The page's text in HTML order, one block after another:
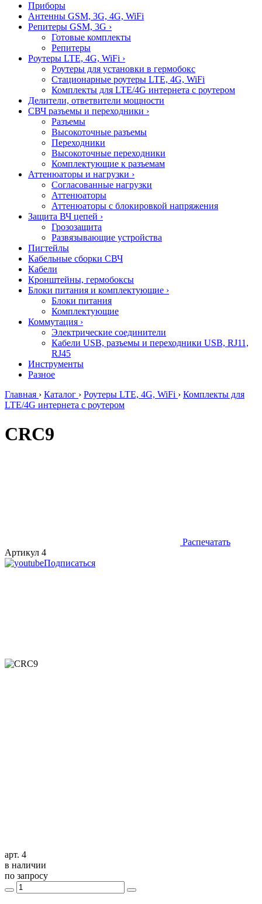
Приборы
Антенны GSM, 3G, 4G, WiFi
Репитеры GSM, 3G ›
Готовые комплекты
Репитеры
Роутеры LTE, 4G, WiFi ›
Роутеры для установки в гермобокс
Стационарные роутеры LTE, 4G, WiFi
Комплекты для LTE/4G интернета с роутером
Делители, ответвители мощности
СВЧ разъемы и переходники ›
Разъемы
Высокоточные разъемы
Переходники
Высокоточные переходники
Комплектующие к разъемам
Аттенюаторы и нагрузки ›
Согласованные нагрузки
Аттенюаторы
Аттенюаторы с блокировкой напряжения
Защита ВЧ цепей ›
Грозозащита
Развязывающие устройства
Пигтейлы
Кабельные сборки СВЧ
Кабели
Кронштейны, гермобоксы
Блоки питания и комплектующие ›
Блоки питания
Комплектующие
Коммутация ›
Электрические соединители
Кабели USB, разъемы и переходники USB, RJ11,
RJ45
Инструменты
Разное
Главная › Каталог › Роутеры LTE, 4G, WiFi › Комплекты для
LTE/4G интернета с роутером
CRC9
Распечатать
Артикул 4
Подписаться
арт. 4
в наличии
по запросу